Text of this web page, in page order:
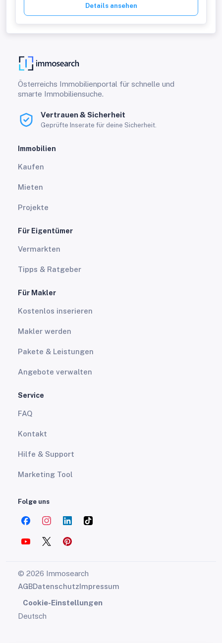
Details ansehen
Österreichs Immobilienportal für schnelle und
smarte Immobiliensuche.
Vertrauen & Sicherheit
Geprüfte Inserate für deine Sicherheit.
Immobilien
Kaufen
Mieten
Projekte
Für Eigentümer
Vermarkten
Tipps & Ratgeber
Für Makler
Kostenlos inserieren
Makler werden
Pakete & Leistungen
Angebote verwalten
Service
FAQ
Kontakt
Hilfe & Support
Marketing Tool
Folge uns
© 2026 Immosearch
AGBDatenschutzImpressum
Cookie-Einstellungen
Deutsch